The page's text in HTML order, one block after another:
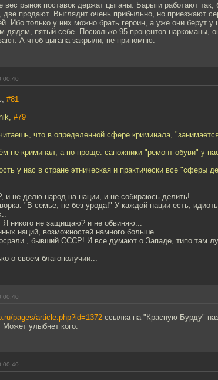
рынок поставок держат цыганы. Барыги работают так,
две продают. Выглядит очень прибыльно, но приезжают
Ибо только у них можно брать героин, а уже они берут у
дядям, пятый себе. Посколько 95 процентов наркоманы,
А чтоб цыгана закрыли, не припомню.
00:40
#81
#79
что в определенной сфере криминала,
не криминал, а по-проще: сапожники "ремонт-обуви" у
у нас в стране этническая и практически все "сферы
не делю народ на нации, и не собираюсь делить!
"В семье, не без урода!" У каждой нации есть,
Я никого не защищаю? и не обвиняю...
наций, возможностей намного больше...
, бывший СССР! И все думают о Западе, типо там
о своем благополучии...
00:40
pages/article.php?id=1372 ссылка на "Красную Бурду"
Может улыбнет кого.
00:40